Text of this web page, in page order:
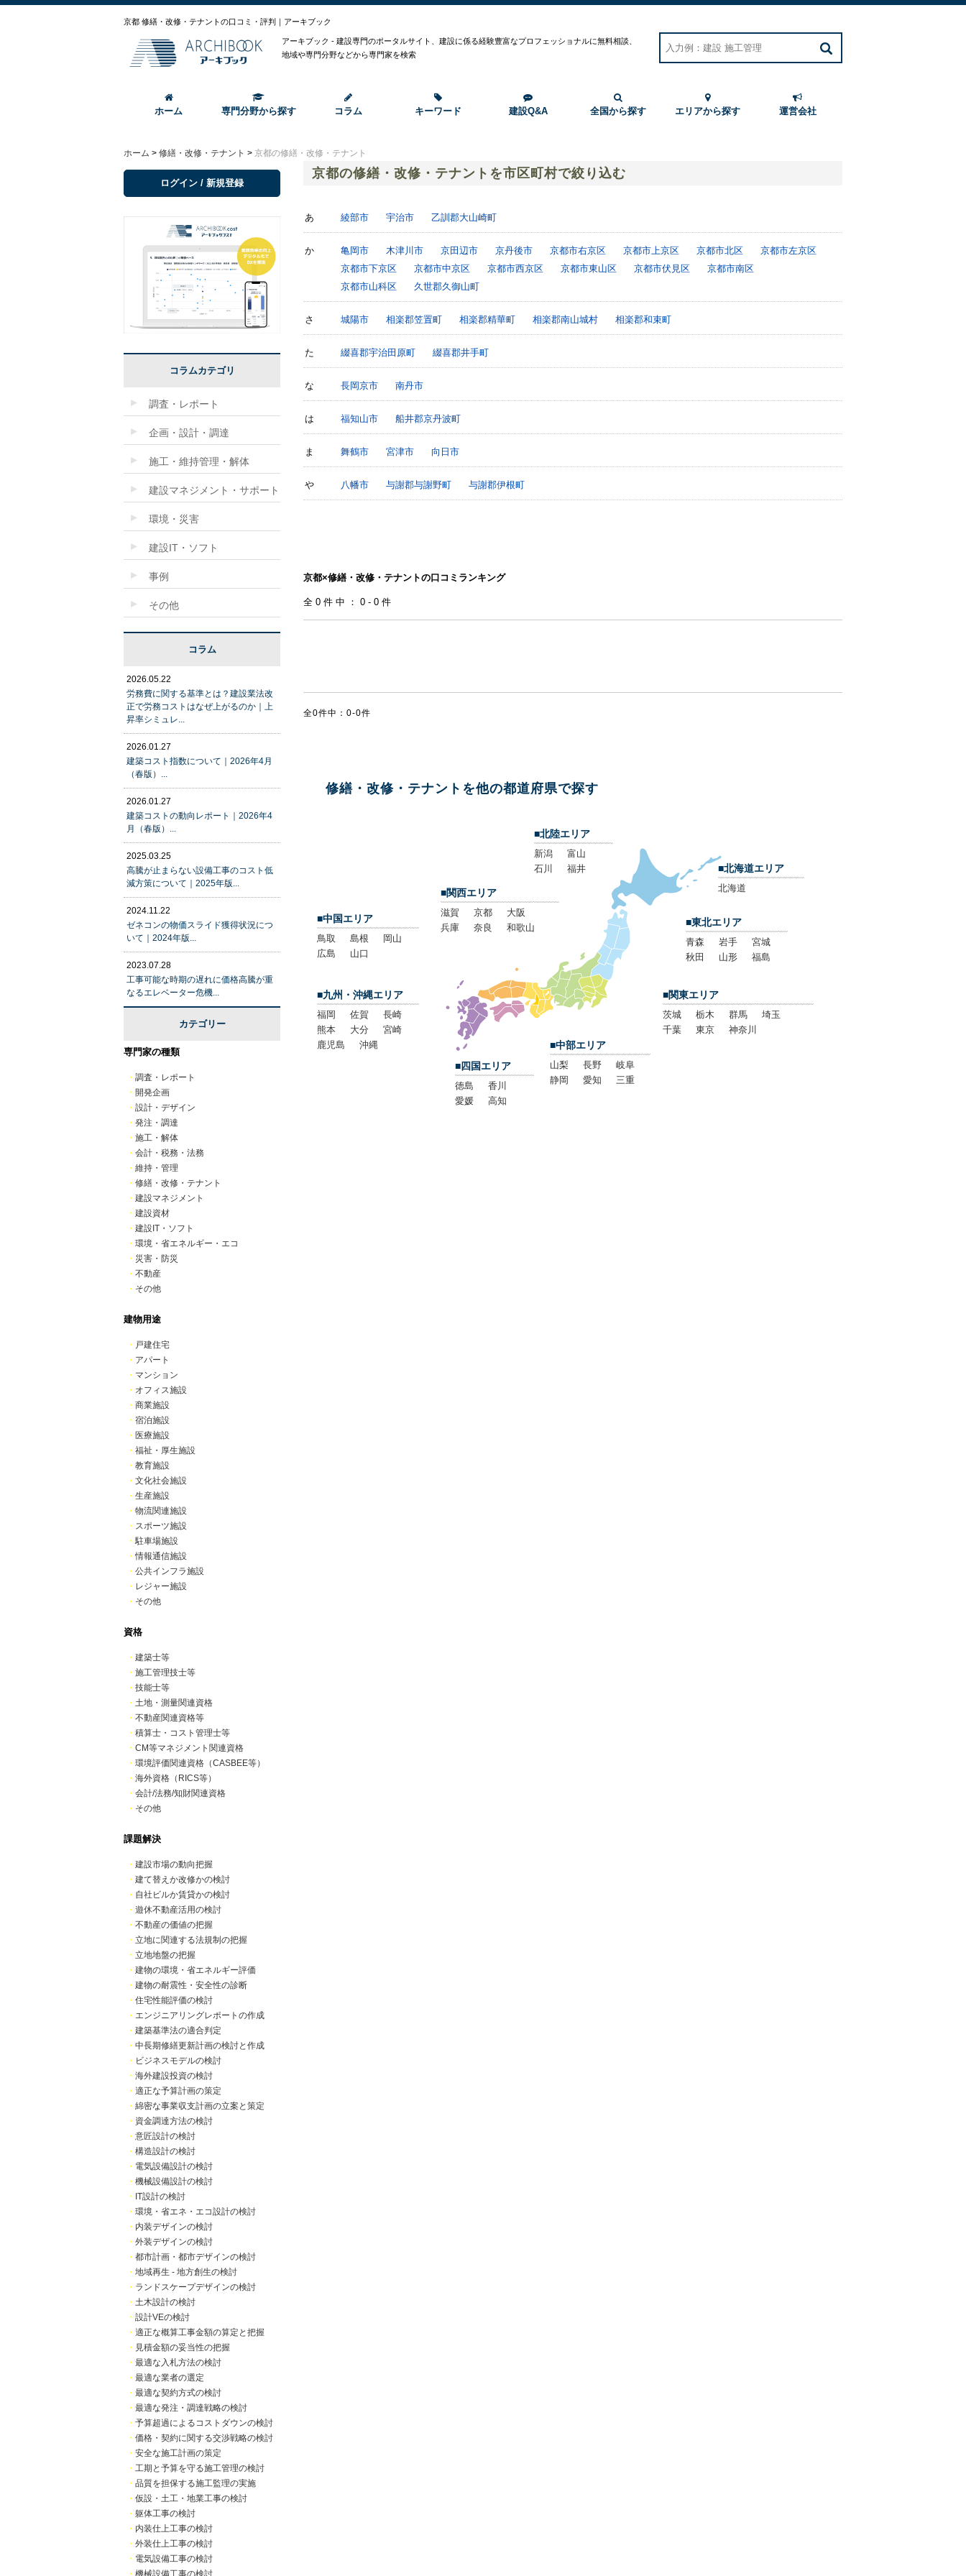
京都 修繕・改修・テナントの口コミ・評判｜アーキブック
アーキブック - 建設専門のポータルサイト、建設に係る経験豊富なプロフェッショナルに無料相談、
地域や専門分野などから専門家を検索
ホーム 専門分野から探す コラム キーワード 建設Q&A 全国から探す エリアから探す 運営会社
ホーム > 修繕・改修・テナント > 京都の修繕・改修・テナント
京都の修繕・改修・テナントを市区町村で絞り込む
あ 綾部市 宇治市 乙訓郡大山崎町
か 亀岡市 木津川市 京田辺市 京丹後市 京都市右京区 京都市上京区 京都市北区
京都市左京区
京都市下京区
京都市中京区 京都市西京区 京都市東山区 京都市伏見区
京都市南区
京都市山科区
久世郡久御山町
さ 城陽市 相楽郡笠置町 相楽郡精華町 相楽郡南山城村 相楽郡和束町
た 綴喜郡宇治田原町 綴喜郡井手町
な 長岡京市 南丹市
は 福知山市 船井郡京丹波町
ま 舞鶴市 宮津市 向日市
や 八幡市 与謝郡与謝野町 与謝郡伊根町
京都×修繕・改修・テナントの口コミランキング
全0件中：0-0件
全0件中：0-0件
修繕・改修・テナントを他の都道府県で探す
■北海道エリア
北海道
■東北エリア
青森 岩手
宮城
秋田
山形 福島
■関東エリア
茨城 栃木 群馬
埼玉
千葉
東京 神奈川
■北陸エリア
新潟
富山
石川
福井
■中部エリア
山梨 長野
岐阜
静岡
愛知 三重
■関西エリア
滋賀 京都
大阪
兵庫
奈良 和歌山
■中国エリア
鳥取 島根
岡山
広島
山口
■四国エリア
徳島
香川
愛媛
高知
■九州・沖縄エリア
福岡 佐賀
長崎
熊本
大分
宮崎
鹿児島
沖縄
ログイン / 新規登録
コラムカテゴリ
調査・レポート
企画・設計・調達
施工・維持管理・解体
建設マネジメント・サポート
環境・災害
建設IT・ソフト
事例
その他
コラム
2026.05.22
労務費に関する基準とは？建設業法改
正で労務コストはなぜ上がるのか｜上
昇率シミュレ...
2026.01.27
建築コスト指数について｜2026年4月
（春版）...
2026.01.27
建築コストの動向レポート｜2026年4
月（春版）...
2025.03.25
高騰が止まらない設備工事のコスト低
減方策について｜2025年版...
2024.11.22
ゼネコンの物価スライド獲得状況につ
いて｜2024年版...
2023.07.28
工事可能な時期の遅れに価格高騰が重
なるエレベーター危機...
カテゴリー
専門家の種類
・ 調査・レポート
・ 開発企画
・ 設計・デザイン
・ 発注・調達
・ 施工・解体
・ 会計・税務・法務
・ 維持・管理
・ 修繕・改修・テナント
・ 建設マネジメント
・ 建設資材
・ 建設IT・ソフト
・ 環境・省エネルギー・エコ
・ 災害・防災
・ 不動産
・ その他
建物用途
・ 戸建住宅
・ アパート
・ マンション
・ オフィス施設
・ 商業施設
・ 宿泊施設
・ 医療施設
・ 福祉・厚生施設
・ 教育施設
・ 文化社会施設
・ 生産施設
・ 物流関連施設
・ スポーツ施設
・駐車場施設
・情報通信施設
・ 公共インフラ施設
・ レジャー施設
・ その他
資格
・ 建築士等
・ 施工管理技士等
・ 技能士等
・ 土地・測量関連資格
・ 不動産関連資格等
・ 積算士・コスト管理士等
・ CM等マネジメント関連資格
・ 環境評価関連資格（CASBEE等）
・ 海外資格（RICS等）
・ 会計/法務/知財関連資格
・ その他
課題解決
・ 建設市場の動向把握
・ 建て替えか改修かの検討
・ 自社ビルか賃貸かの検討
・ 遊休不動産活用の検討
・ 不動産の価値の把握
・ 立地に関連する法規制の把握
・ 立地地盤の把握
・ 建物の環境・省エネルギー評価
・ 建物の耐震性・安全性の診断
・ 住宅性能評価の検討
・ エンジニアリングレポートの作成
・ 建築基準法の適合判定
・ 中長期修繕更新計画の検討と作成
・ ビジネスモデルの検討
・ 海外建設投資の検討
・ 適正な予算計画の策定
・ 綿密な事業収支計画の立案と策定
・ 資金調達方法の検討
・ 意匠設計の検討
・ 構造設計の検討
・ 電気設備設計の検討
・ 機械設備設計の検討
・ IT設計の検討
・ 環境・省エネ・エコ設計の検討
・ 内装デザインの検討
・ 外装デザインの検討
・ 都市計画・都市デザインの検討
・ 地域再生 - 地方創生の検討
・ ランドスケープデザインの検討
・ 土木設計の検討
・ 設計VEの検討
・ 適正な概算工事金額の算定と把握
・ 見積金額の妥当性の把握
・ 最適な入札方法の検討
・ 最適な業者の選定
・ 最適な契約方式の検討
・ 最適な発注・調達戦略の検討
・ 予算超過によるコストダウンの検討
・ 価格・契約に関する交渉戦略の検討
・ 安全な施工計画の策定
・ 工期と予算を守る施工管理の検討
・ 品質を担保する施工監理の実施
・ 仮設・土工・地業工事の検討
・ 躯体工事の検討
・ 内装仕上工事の検討
・ 外装仕上工事の検討
・ 電気設備工事の検討
・ 機械設備工事の検討